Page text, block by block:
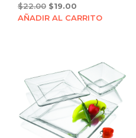
$22.00 Original
price
$19.00
price
AÑADIR AL CARRITO